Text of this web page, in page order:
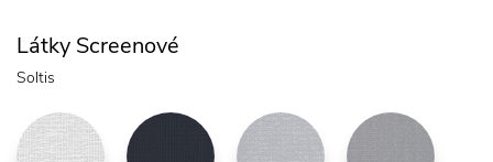
Látky Screenové
Soltis